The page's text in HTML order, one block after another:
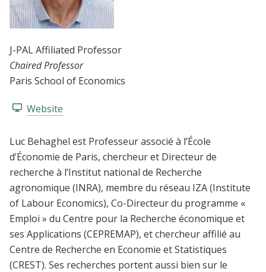
J-PAL Affiliated Professor
Chaired Professor
Paris School of Economics
Website
Luc Behaghel est Professeur associé à l’École
d’Économie de Paris, chercheur et Directeur de
recherche à l’Institut national de Recherche
agronomique (INRA), membre du réseau IZA (Institute
of Labour Economics), Co-Directeur du programme «
Emploi » du Centre pour la Recherche économique et
ses Applications (CEPREMAP), et chercheur affilié au
Centre de Recherche en Economie et Statistiques
(CREST). Ses recherches portent aussi bien sur le